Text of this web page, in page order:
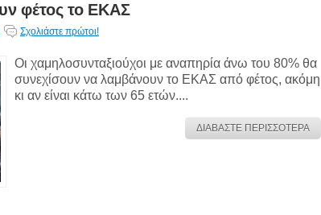
φέτος το ΕΚΑΣ
Σχολιάστε πρώτοι!
Οι χαμηλοσυνταξιούχοι με αναπηρία άνω του 80% θα
συνεχίσουν να λαμβάνουν το ΕΚΑΣ από φέτος, ακόμη
κι αν είναι κάτω των 65 ετών....
ΔΙΑΒΑΣΤΕ ΠΕΡΙΣΣΟΤΕΡΑ